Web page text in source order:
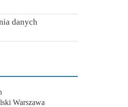
danych
Warszawa